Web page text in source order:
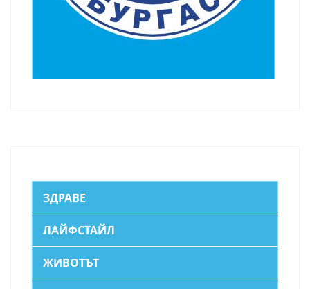
ЗДРАВЕ
ЛАЙФСТАЙЛ
ЖИВОТЪТ